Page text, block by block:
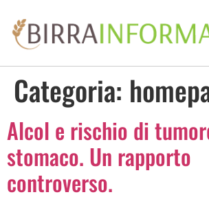
Categoria:
Alcol e rischio di
stomaco. Un rapporto
controverso.